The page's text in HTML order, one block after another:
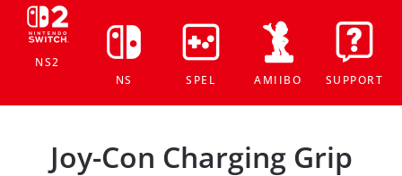
NS2
NS
SPEL AMIIBO SUPPORT
Joy-Con Charging Grip